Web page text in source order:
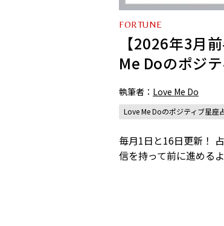
FORTUNE
【2026年3月
Me Doのポジテ
執筆者： Love Me Do
Love Me Doのポジティブ星座
毎月1日と16日更新！
信を持って前に進める